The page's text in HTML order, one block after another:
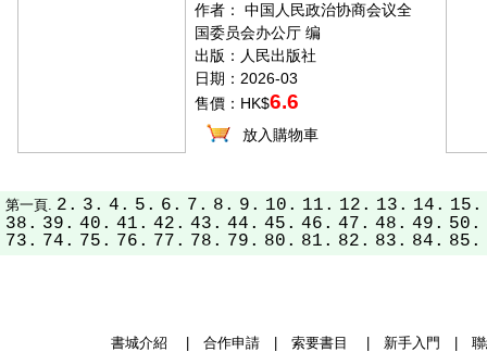
作者： 中国人民政治协商会议全
国委员会办公厅 编
出版：人民出版社
日期：2026-03
售價：HK$6.6
放入購物車
第一頁. 2. 3. 4. 5. 6. 7. 8. 9. 10. 11. 12. 13. 14. 15.
38. 39. 40. 41. 42. 43. 44. 45. 46. 47. 48. 49. 50.
73. 74. 75. 76. 77. 78. 79. 80. 81. 82. 83. 84. 85.
書城介紹 合作申請| 索要書目 新手入門